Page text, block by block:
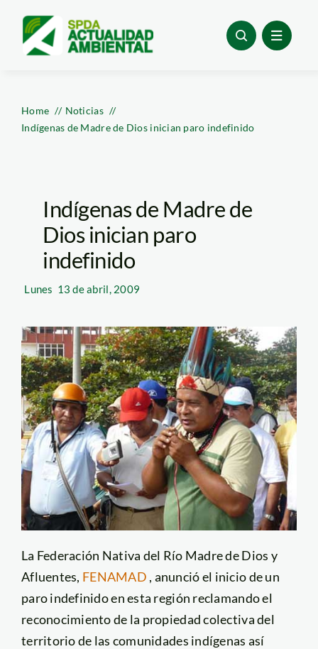
content
Home
Noticias
Indígenas de Madre de Dios inician paro indefinido
Indígenas de Madre de
Dios inician paro
indefinido
Lunes 13 de abril, 2009
La Federación Nativa del Río Madre de Dios y
Afluentes, FENAMAD , anunció el inicio de un
paro indefinido en esta región reclamando el
reconocimiento de la propiedad colectiva del
territorio de las comunidades indígenas así